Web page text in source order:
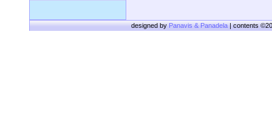
designed byPanavis & Panadela| contents